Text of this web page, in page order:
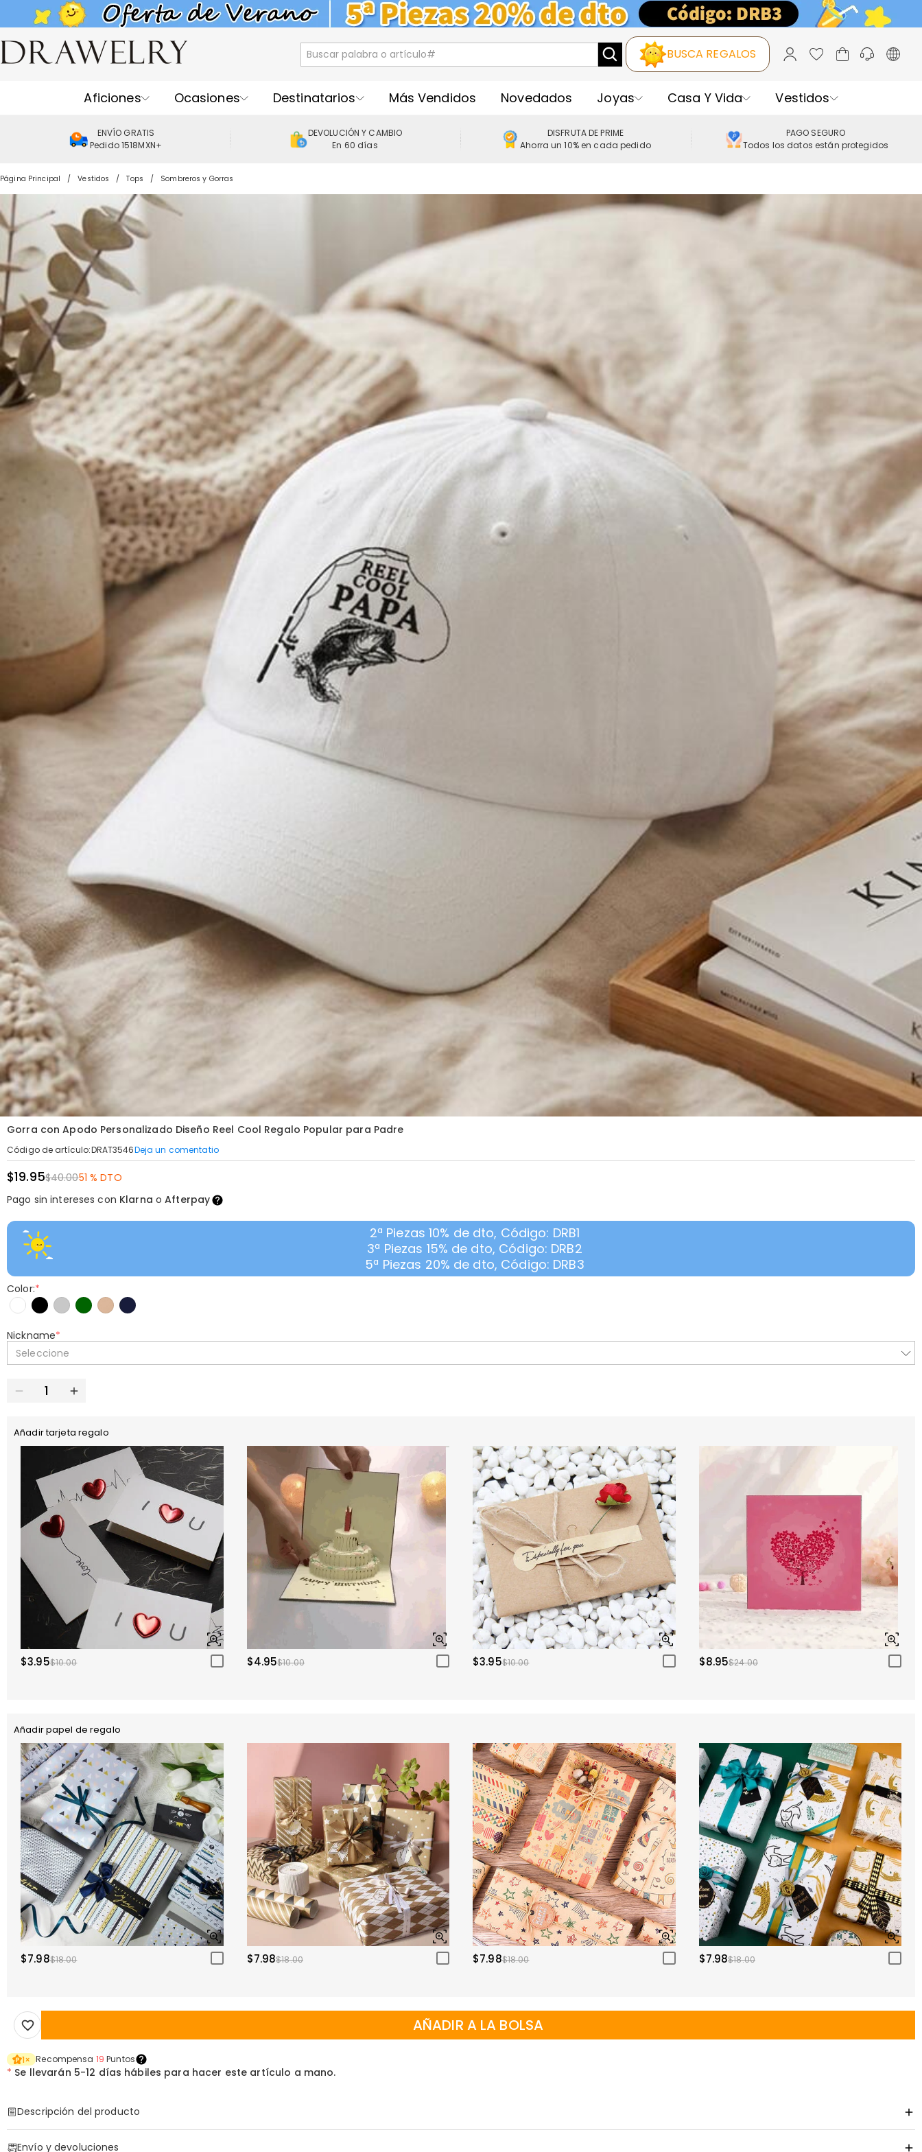
BUSCA REGALOS
Aficiones Ocasiones Destinatarios Más Vendidos Novedados Joyas Casa Y Vida Vestidos
ENVÍO GRATIS
Pedido 1518MXN+
DEVOLUCIÓN Y CAMBIO
En 60 días
DISFRUTA DE PRIME
Ahorra un 10% en cada pedido
PAGO SEGURO
Todos los datos están protegidos
Página Principal Vestidos Tops Sombreros y Gorras
Gorra con Apodo Personalizado Diseño Reel Cool Regalo Popular para Padre
Código de artículo:DRAT3546Deja un comentatio
$19.95$40.0051 % DTO
Pago sin intereses con Klarna oAfterpay
2ª Piezas 10% de dto, Código: DRB1
3ª Piezas 15% de dto, Código: DRB2
5ª Piezas 20% de dto, Código: DRB3
Color:*
Nickname*
Seleccione
Añadir tarjeta regalo
$3.95$10.00 $4.95$10.00 $3.95$10.00 $8.95$24.00
Añadir papel de regalo
$7.98$18.00 $7.98$18.00 $7.98$18.00 $7.98$18.00
AÑADIR A LA BOLSA
1× Recompensa 19 Puntos
* Se llevarán 5-12 días hábiles para hacer este artículo a mano.
Descripción del producto
Envío y devoluciones